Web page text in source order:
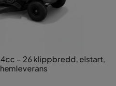
– 26 klippbredd, elstart,